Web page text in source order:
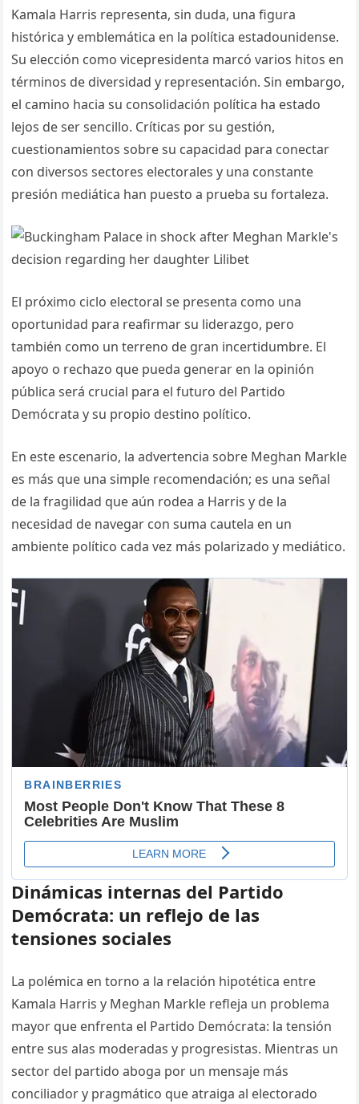
Kamala Harris representa, sin duda, una figura
histórica y emblemática en la política estadounidense.
Su elección como vicepresidenta marcó varios hitos en
términos de diversidad y representación. Sin embargo,
el camino hacia su consolidación política ha estado
lejos de ser sencillo. Críticas por su gestión,
cuestionamientos sobre su capacidad para conectar
con diversos sectores electorales y una constante
presión mediática han puesto a prueba su fortaleza.
El próximo ciclo electoral se presenta como una
oportunidad para reafirmar su liderazgo, pero
también como un terreno de gran incertidumbre. El
apoyo o rechazo que pueda generar en la opinión
pública será crucial para el futuro del Partido
Demócrata y su propio destino político.
En este escenario, la advertencia sobre Meghan Markle
es más que una simple recomendación; es una señal
de la fragilidad que aún rodea a Harris y de la
necesidad de navegar con suma cautela en un
ambiente político cada vez más polarizado y mediático.
Dinámicas internas del Partido
Demócrata: un reflejo de las
tensiones sociales
La polémica en torno a la relación hipotética entre
Kamala Harris y Meghan Markle refleja un problema
mayor que enfrenta el Partido Demócrata: la tensión
entre sus alas moderadas y progresistas. Mientras un
sector del partido aboga por un mensaje más
conciliador y pragmático que atraiga al electorado